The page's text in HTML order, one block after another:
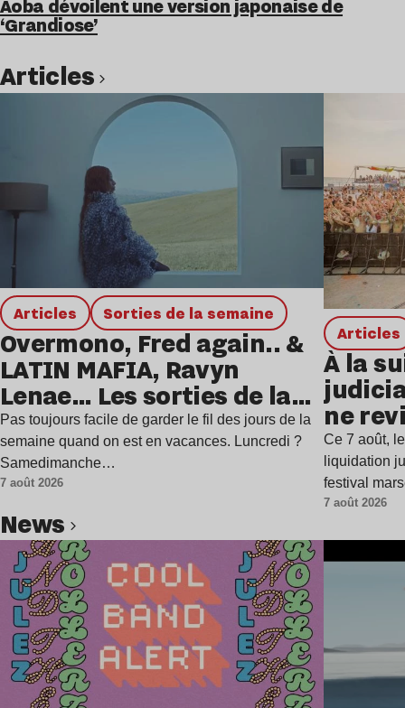
Aoba dévoilent une version japonaise de
‘Grandiose’Paralympiques Paralympiques
Articles
Articles Sorties de la semaine
Overmono, Fred again.. &
LATIN MAFIA, Ravyn
Lenae… Les sorties de la
semaine
Pas toujours facile de garder le fil des jours de la
semaine quand on est en vacances. Luncredi ?
Samedimanche…
7 août 2026
Articles
À la
ne
Ce 7 août,
liquidation
festival
7 août 2026
news
Lire l’article